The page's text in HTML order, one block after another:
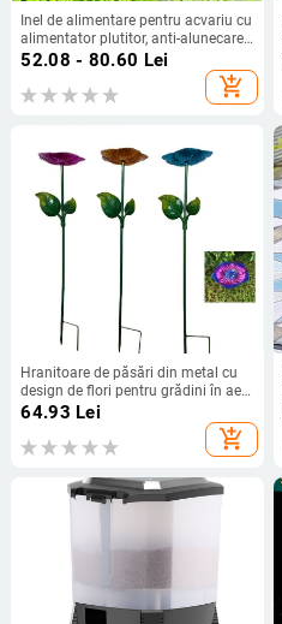
Inel de alimentare pentru acvariu cu
alimentator plutitor, anti-alunecare
(Material: Altul; Brand: Sheng
bangrong; Potrivit pentru: Acvarii;
Import: Nu; Ambalaj: Altul)
52.08 - 80.60 Lei
add_shopping_cart
Hranitoare de păsări din metal cu
design de flori pentru grădini în aer
liber, pachet de 2, compatibil cu
64.93 Lei
add_shopping_cart